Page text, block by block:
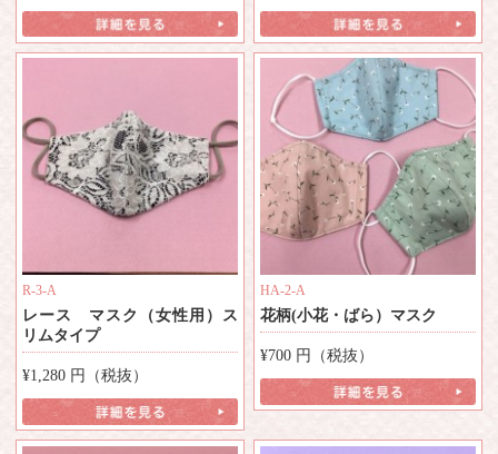
R-3-A
レース マスク（女性用）ス
リムタイプ
¥1,280 円（税抜）
HA-2-A
花柄(小花・ばら）マスク
¥700 円（税抜）